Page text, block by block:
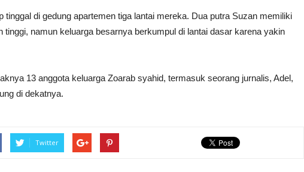
tinggal di gedung apartemen tiga lantai mereka. Dua putra Suzan memiliki
tinggi, namun keluarga besarnya berkumpul di lantai dasar karena yakin
13 anggota keluarga Zoarab syahid, termasuk seorang jurnalis, Adel,
di dekatnya.
Twitter